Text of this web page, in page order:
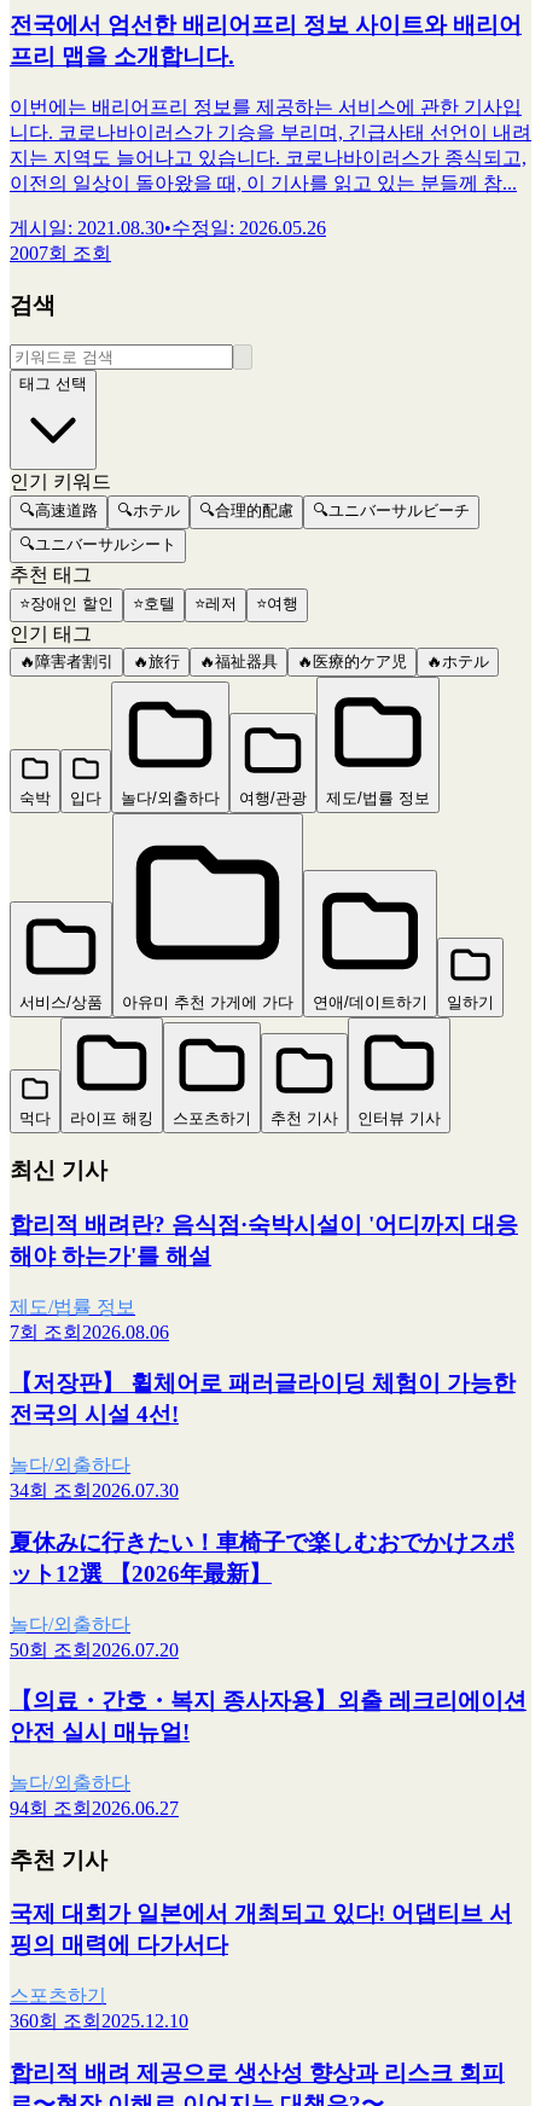
전국에서 엄선한 배리어프리 정보 사이트와 배리어
프리 맵을 소개합니다.
이번에는 배리어프리 정보를 제공하는 서비스에 관한 기사입
니다. 코로나바이러스가 기승을 부리며, 긴급사태 선언이 내려
지는 지역도 늘어나고 있습니다. 코로나바이러스가 종식되고,
이전의 일상이 돌아왔을 때, 이 기사를 읽고 있는 분들께 참...
게시일: 2021.08.30•수정일: 2026.05.26
2007회 조회
검색
태그 선택
인기 키워드
🔍高速道路 🔍ホテル 🔍合理的配慮 🔍ユニバーサルビーチ
🔍ユニバーサルシート
추천 태그
⭐장애인 할인 ⭐호텔 ⭐레저 ⭐여행
인기 태그
🔥障害者割引 🔥旅行 🔥福祉器具 🔥医療的ケア児 🔥 ホテル
숙박 입다 놀다/외출하다 여행/관광 제도/법률 정보
서비스/상품 아유미 추천 가게에 가다 연애/데이트하기 일하기
먹다 라이프 해킹 스포츠하기 추천 기사 인터뷰 기사
최신 기사
합리적 배려란? 음식점·숙박시설이 '어디까지 대응
해야 하는가'를 해설
제도/법률 정보
7회 조회 2026.08.06
【저장판】 휠체어로 패러글라이딩 체험이 가능한
전국의 시설 4선!
놀다/외출하다
34회 조회 2026.07.30
夏休みに行きたい！車椅子で楽しむおでかけスポ
ット12選 【2026年最新】
놀다/외출하다
50회 조회 2026.07.20
【의료・간호・복지 종사자용】외출 레크리에이션
안전 실시 매뉴얼!
놀다/외출하다
94회 조회 2026.06.27
추천 기사
국제 대회가 일본에서 개최되고 있다! 어댑티브 서
핑의 매력에 다가서다
스포츠하기
360회 조회 2025.12.10
합리적 배려 제공으로 생산성 향상과 리스크 회피